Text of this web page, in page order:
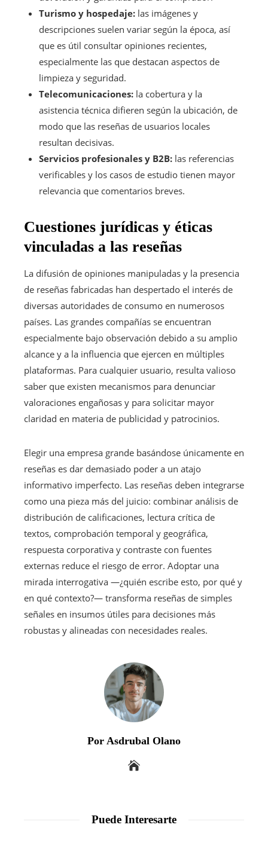
Turismo y hospedaje: las imágenes y
descripciones suelen variar según la época, así
que es útil consultar opiniones recientes,
especialmente las que destacan aspectos de
limpieza y seguridad.
Telecomunicaciones: la cobertura y la
asistencia técnica difieren según la ubicación, de
modo que las reseñas de usuarios locales
resultan decisivas.
Servicios profesionales y B2B: las referencias
verificables y los casos de estudio tienen mayor
relevancia que comentarios breves.
Cuestiones jurídicas y éticas
vinculadas a las reseñas
La difusión de opiniones manipuladas y la presencia
de reseñas fabricadas han despertado el interés de
diversas autoridades de consumo en numerosos
países. Las grandes compañías se encuentran
especialmente bajo observación debido a su amplio
alcance y a la influencia que ejercen en múltiples
plataformas. Para cualquier usuario, resulta valioso
saber que existen mecanismos para denunciar
valoraciones engañosas y para solicitar mayor
claridad en materia de publicidad y patrocinios.
Elegir una empresa grande basándose únicamente en
reseñas es dar demasiado poder a un atajo
informativo imperfecto. Las reseñas deben integrarse
como una pieza más del juicio: combinar análisis de
distribución de calificaciones, lectura crítica de
textos, comprobación temporal y geográfica,
respuesta corporativa y contraste con fuentes
externas reduce el riesgo de error. Adoptar una
mirada interrogativa —¿quién escribe esto, por qué y
en qué contexto?— transforma reseñas de simples
señales en insumos útiles para decisiones más
robustas y alineadas con necesidades reales.
Por Asdrubal Olano
Puede Interesarte